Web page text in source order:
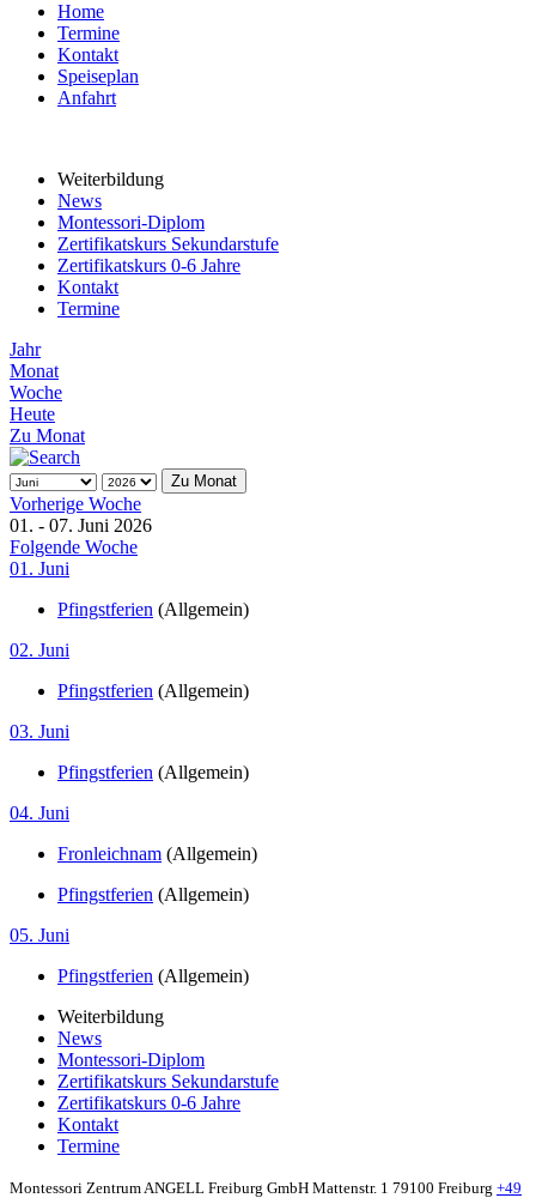
Home
Termine
Kontakt
Speiseplan
Anfahrt
Weiterbildung
News
Montessori-Diplom
Zertifikatskurs Sekundarstufe
Zertifikatskurs 0-6 Jahre
Kontakt
Termine
Jahr
Monat
Woche
Heute
Zu Monat
Zu Monat
Vorherige Woche
01. - 07. Juni 2026
Folgende Woche
01. Juni
Pfingstferien (Allgemein)
02. Juni
Pfingstferien (Allgemein)
03. Juni
Pfingstferien (Allgemein)
04. Juni
Fronleichnam (Allgemein)
Pfingstferien (Allgemein)
05. Juni
Pfingstferien (Allgemein)
Weiterbildung
News
Montessori-Diplom
Zertifikatskurs Sekundarstufe
Zertifikatskurs 0-6 Jahre
Kontakt
Termine
Montessori Zentrum ANGELL Freiburg GmbH Mattenstr. 1 79100 Freiburg +49